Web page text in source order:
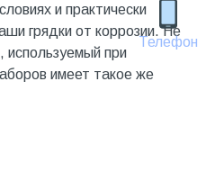
Телефон
и практически
грядки от коррозии. Не
при
имеет такое же